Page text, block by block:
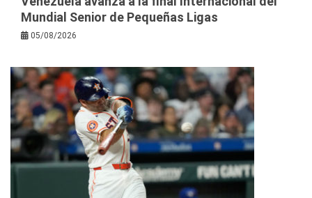
Mundial Senior de Pequeñas Ligas
05/08/2026